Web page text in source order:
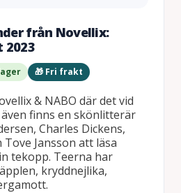
från Novellix:
2023
🎁 Fri frakt
& NABO där det vid
finns en skönlitterär
Charles Dickens,
Jansson att läsa
tekopp. Teerna har
kryddnejlika,